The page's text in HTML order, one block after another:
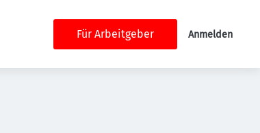
Für Arbeitgeber Anmelden